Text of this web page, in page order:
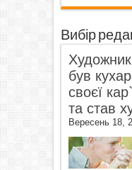
Вибір
був
своєї
та став
Вересень 18,